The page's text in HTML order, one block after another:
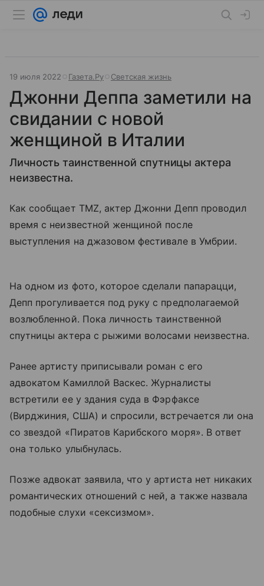
19 июля 2022 Газета.Ру Светская жизнь
Джонни Деппа заметили на
свидании с новой
женщиной в Италии
Личность таинственной спутницы актера
неизвестна.
Как сообщает TMZ, актер Джонни Депп проводил
время с неизвестной женщиной после
выступления на джазовом фестивале в Умбрии.
На одном из фото, которое сделали папарацци,
Депп прогуливается под руку с предполагаемой
возлюбленной. Пока личность таинственной
спутницы актера с рыжими волосами неизвестна.
Ранее артисту приписывали роман с его
адвокатом Камиллой Васкес. Журналисты
встретили ее у здания суда в Фэрфаксе
(Вирджиния, США) и спросили, встречается ли она
со звездой «Пиратов Карибского моря». В ответ
она только улыбнулась.
Позже адвокат заявила, что у артиста нет никаких
романтических отношений с ней, а также назвала
подобные слухи «сексизмом».